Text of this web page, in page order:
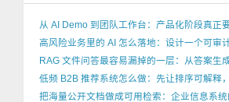
从 AI Demo 到团队工作台：产品化阶段真正
高风险业务里的 AI 怎么落地：设计一个可审
RAG 文件问答最容易漏掉的一层：从答案生
低频 B2B 推荐系统怎么做：先让排序可解释
把海量公开文档做成可用检索：企业信息系